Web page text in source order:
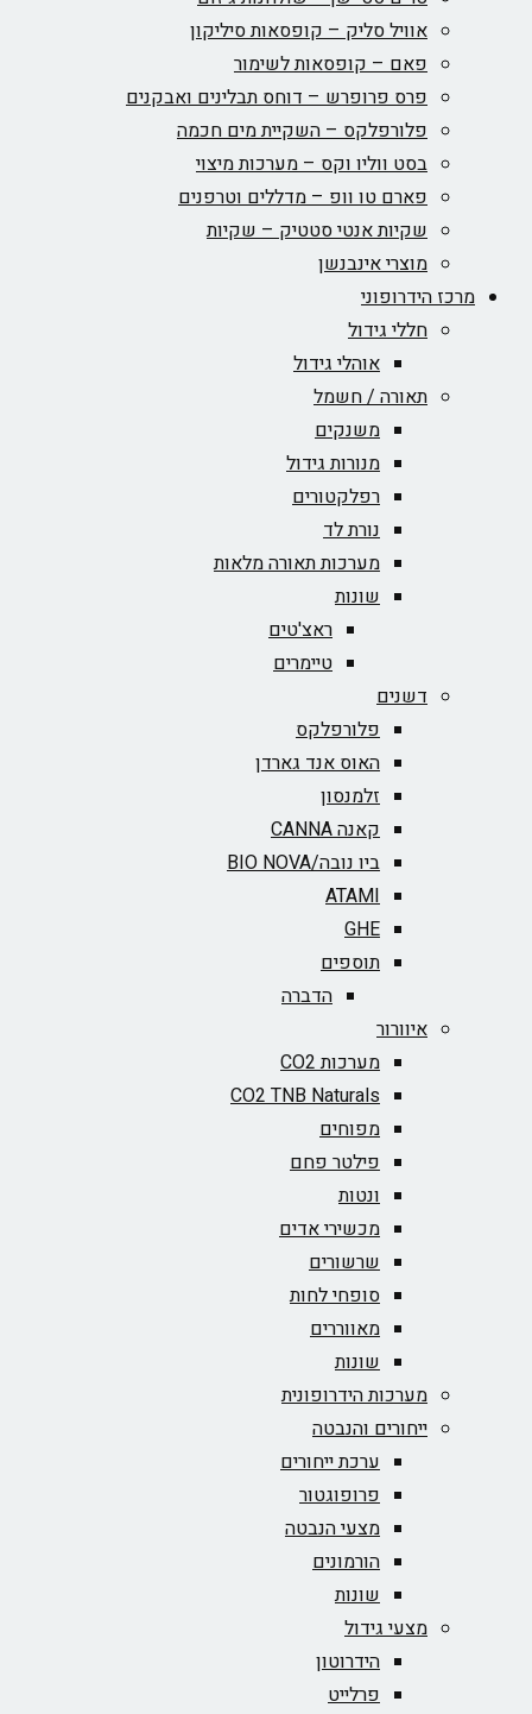
אוויל סליק – קופסאות סיליקון
פאם – קופסאות לשימור
פרס פרופרש – דוחס תבלינים ואבקנים
פלורפלקס – השקיית מים חכמה
בסט ווליו וקס – מערכות מיצוי
פארם טו וופ – מדללים וטרפנים
שקיות אנטי סטטיק – שקיות
מוצרי אינבנשן
מרכז הידרופוני
חללי גידול
אוהלי גידול
תאורה / חשמל
משנקים
מנורות גידול
רפלקטורים
נורת לד
מערכות תאורה מלאות
שונות
ראצ'טים
טיימרים
דשנים
פלורפלקס
האוס אנד גארדן
זלמנסון
קאנה CANNA
ביו נובה/BIO NOVA‏
ATAMI
GHE
תוספים
הדברה
איוורור
מערכות CO2
CO2 TNB Naturals
מפוחים
פילטר פחם
ונטות
מכשירי אדים
שרשורים
סופחי לחות
מאווררים
שונות
מערכות הידרופונית
ייחורים והנבטה
ערכת ייחורים
פרופוגטור
מצעי הנבטה
הורמונים
שונות
מצעי גידול
הידרוטון
פרלייט